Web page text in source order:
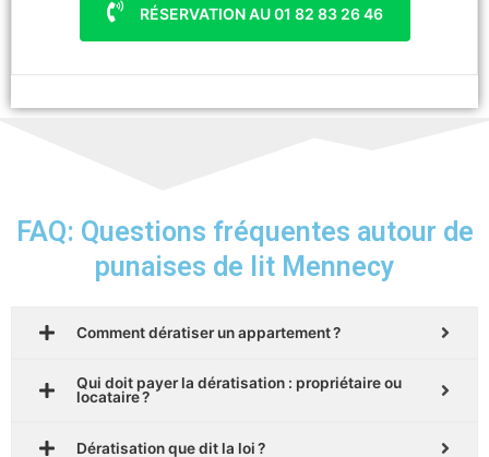
RÉSERVATION AU 01 82 83 26 46
FAQ: Questions fréquentes autour de
punaises de lit Mennecy
Comment dératiser un appartement ?
Qui doit payer la dératisation : propriétaire ou
locataire ?
Dératisation que dit la loi ?